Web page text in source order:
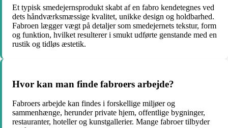
Et typisk smedejernsprodukt skabt af en fabro kendetegnes ved
dets håndværksmæssige kvalitet, unikke design og holdbarhed.
Fabroen lægger vægt på detaljer som smedejernets tekstur, form
og funktion, hvilket resulterer i smukt udførte genstande med en
rustik og tidløs æstetik.
Hvor kan man finde fabroers arbejde?
Fabroers arbejde kan findes i forskellige miljøer og
sammenhænge, herunder private hjem, offentlige bygninger,
restauranter, hoteller og kunstgallerier. Mange fabroer tilbyder